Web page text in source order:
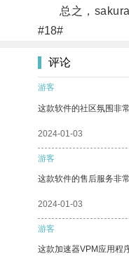
总之，
#18#
评论
游客
这款软件的社区氛围非
2024-01-03
游客
这款软件的售后服务非
2024-01-03
游客
这款加速器VPM应用程